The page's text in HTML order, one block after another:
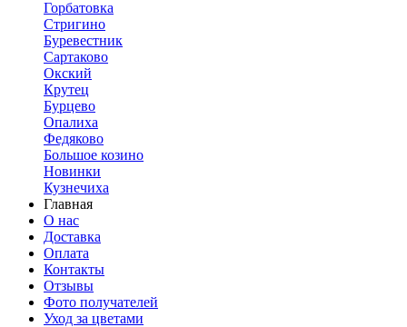
Горбатовка
Стригино
Буревестник
Сартаково
Окский
Крутец
Бурцево
Опалиха
Федяково
Большое козино
Новинки
Кузнечиха
Главная
О нас
Доставка
Оплата
Контакты
Отзывы
Фото получателей
Уход за цветами